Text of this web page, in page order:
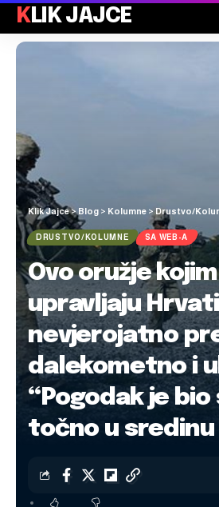
KLIK JAJCE
Klik Jajce> Blog > Kolumne >Drustvo/
DRUSTVO/KOLUMNE SA WEB-A
Ovo oružje kojim
upravljaju
nevjerojatno
dalekometno i
“Pogodak je bio
točno u